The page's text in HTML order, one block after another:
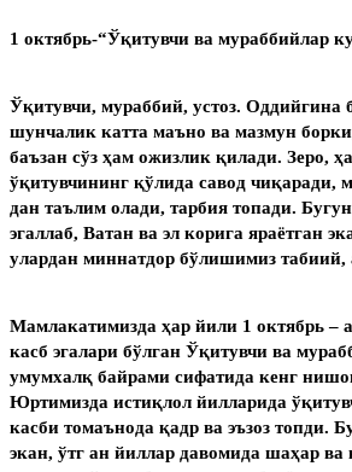
1 октябрь-“Ўқитувчи ва мураббийлар
Ўқитувчи, мураббий, устоз. Оддийгина
шунчалик катта маъно ва мазмун
баъзан сўз ҳам ожизлик қилади. Зеро,
ўқитувчининг қўлида савод чиқаради,
дан таълим олади, тарбия топади.
эгаллаб, Ватан ва эл корига яраётган
улардан миннатдор бўлишимиз табиий,
Мамлакатимизда ҳар йили 1 октябрь –
касб эгалари бўлган Ўқитувчи ва
умумхалқ байрами сифатида кенг
Юртимизда истиқлол йилларида
касби томаънода қадр ва эъзоз топди.
экан, ўтг ан йиллар давомида шаҳар